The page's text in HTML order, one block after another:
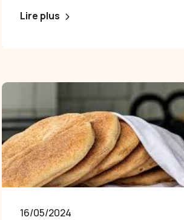
recette.
Lire plus
16/05/2024